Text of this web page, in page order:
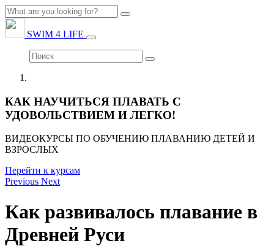
SWIM 4 LIFE
КАК НАУЧИТЬСЯ ПЛАВАТЬ С
УДОВОЛЬСТВИЕМ И ЛЕГКО!
ВИДЕОКУРСЫ ПО ОБУЧЕНИЮ ПЛАВАНИЮ ДЕТЕЙ И
ВЗРОСЛЫХ
Перейти к курсам
Previous Next
Как развивалось плавание в
Древней Руси